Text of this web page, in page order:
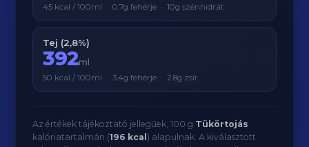
45 kcal / 100ml · 0.7g fehérje · 10g szénhidrát
Tej (2,8%)
392ml
50 kcal / 100ml · 3.4g fehérje · 2.8g zsír
Az értékek tájékoztató jellegűek, 100 g Tükörtojás
kalóriatartalmán (196 kcal ) alapulnak. A kiválasztott